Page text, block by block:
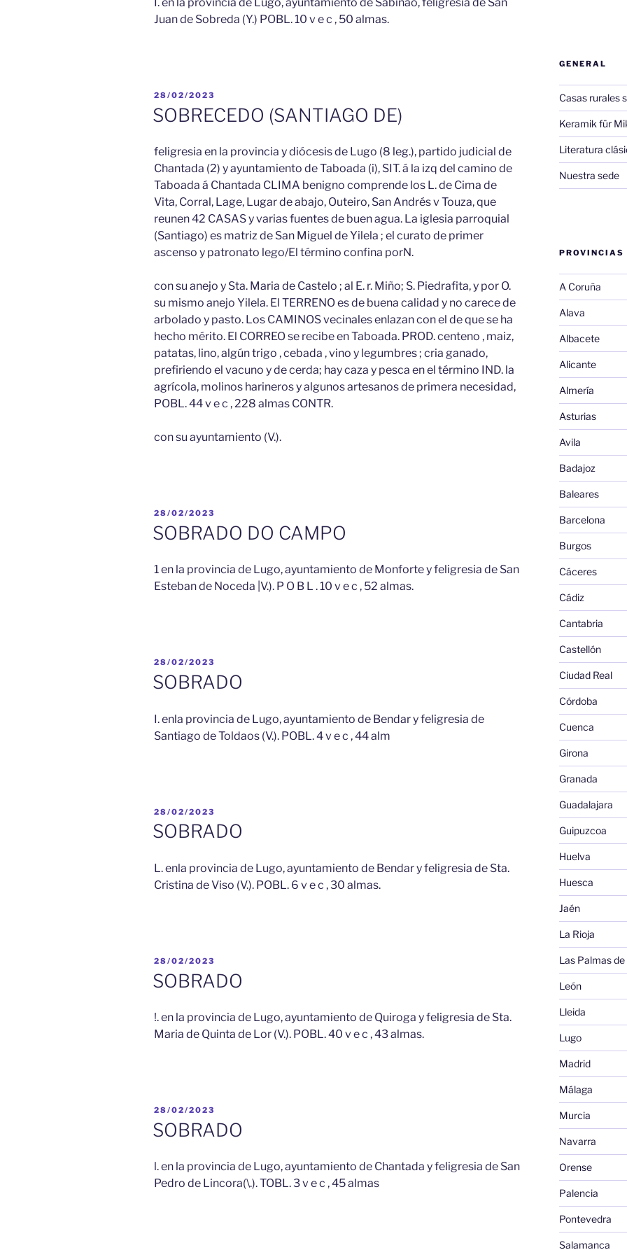
Juan de Sobreda (Y.) POBL. 10 v e c , 50 almas.
PUBLICADO
28/02/2023
SOBRECEDO (SANTIAGO DE)
feligresia en la provincia y diócesis de Lugo (8 leg.), partido judicial de
Chantada (2) y ayuntamiento de Taboada (i), SIT. á la izq del camino de
Taboada á Chantada CLIMA benigno comprende los L. de Cima de
Vita, Corral, Lage, Lugar de abajo, Outeiro, San Andrés v Touza, que
reunen 42 CASAS y varias fuentes de buen agua. La iglesia parroquial
(Santiago) es matriz de San Miguel de Yilela ; el curato de primer
ascenso y patronato lego/El término confina porN.
con su anejo y Sta. Maria de Castelo ; al E. r. Miño; S. Piedrafita, y por O.
su mismo anejo Yilela. El TERRENO es de buena calidad y no carece de
arbolado y pasto. Los CAMINOS vecinales enlazan con el de que se ha
hecho mérito. El CORREO se recibe en Taboada. PROD. centeno , maiz,
patatas, lino, algún trigo , cebada , vino y legumbres ; cria ganado,
prefiriendo el vacuno y de cerda; hay caza y pesca en el término IND. la
agrícola, molinos harineros y algunos artesanos de primera necesidad,
POBL. 44 v e c , 228 almas CONTR.
con su ayuntamiento (V.).
PUBLICADO
EL
28/02/2023
SOBRADO DO CAMPO
1 en la provincia de Lugo, ayuntamiento de Monforte y feligresia de San
Esteban de Noceda |V.). P O B L . 10 v e c , 52 almas.
PUBLICADO
EL
28/02/2023
SOBRADO
I. enla provincia de Lugo, ayuntamiento de Bendar y feligresia de
Santiago de Toldaos (V.). POBL. 4 v e c , 44 alm
PUBLICADO
EL
28/02/2023
SOBRADO
L. enla provincia de Lugo, ayuntamiento de Bendar y feligresia de Sta.
Cristina de Viso (V.). POBL. 6 v e c , 30 almas.
PUBLICADO
28/02/2023
SOBRADO
!. en la provincia de Lugo, ayuntamiento de Quiroga y feligresia de Sta.
Maria de Quinta de Lor (V.). POBL. 40 v e c , 43 almas.
PUBLICADO
EL
28/02/2023
SOBRADO
l. en la provincia de Lugo, ayuntamiento de Chantada y feligresia de San
Pedro de Lincora(\.). TOBL. 3 v e c , 45 almas
GENERAL
Casas rurales
Keramik für
Literatura
Nuestra sede
PROVINCIAS
A Coruña
Alava
Albacete
Alicante
Almería
Asturias
Avila
Badajoz
Baleares
Barcelona
Burgos
Cáceres
Cádiz
Cantabria
Castellón
Ciudad Real
Córdoba
Cuenca
Girona
Granada
Guadalajara
Guipuzcoa
Huelva
Huesca
Jaén
La Rioja
Las Palmas
León
Lleida
Lugo
Madrid
Málaga
Murcia
Navarra
Orense
Palencia
Pontevedra
Salamanca